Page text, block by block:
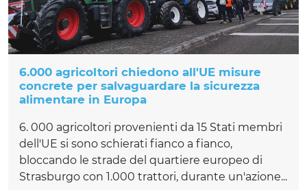
6.000 agricoltori chiedono all'UE misure
concrete per salvaguardare la sicurezza
alimentare in Europa
6. 000 agricoltori provenienti da 15 Stati membri
dell'UE si sono schierati fianco a fianco,
bloccando le strade del quartiere europeo di
Strasburgo con 1.000 trattori, durante un'azione...